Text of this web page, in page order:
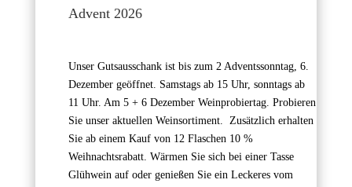
Advent 2026
Unser Gutsausschank ist bis zum 2 Adventssonntag, 6.
Dezember geöffnet. Samstags ab 15 Uhr, sonntags ab
11 Uhr. Am 5 + 6 Dezember Weinprobiertag. Probieren
Sie unser aktuellen Weinsortiment. Zusätzlich erhalten
Sie ab einem Kauf von 12 Flaschen 10 %
Weihnachtsrabatt. Wärmen Sie sich bei einer Tasse
Glühwein auf oder genießen Sie ein Leckeres vom